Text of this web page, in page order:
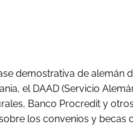
demostrativa de alemán
el DAAD (Servicio
Banco Procredit y
los convenios y becas